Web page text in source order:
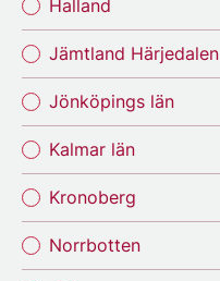
Halland
Jämtland Härjedalen
Jönköpings län
Kalmar län
Kronoberg
Norrbotten